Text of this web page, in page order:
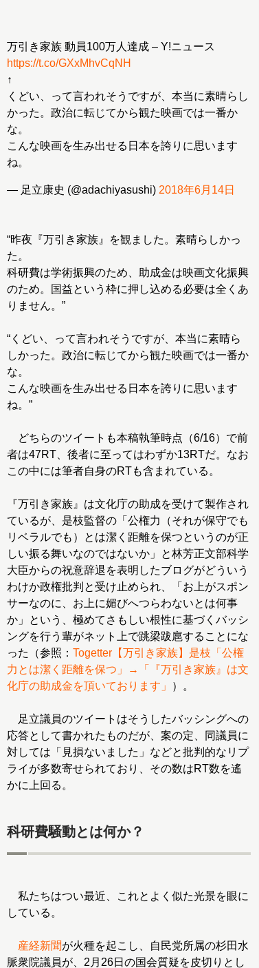
万引き家族 動員100万人達成 – Y!ニュース
https://t.co/GXxMhvCqNH
↑
くどい、って言われそうですが、本当に素晴らし
かった。政治に転じてから観た映画では一番か
な。
こんな映画を生み出せる日本を誇りに思います
ね。
— 足立康史 (@adachiyasushi) 2018年6月14日
“昨夜『万引き家族』を観ました。素晴らしかっ
た。
科研費は学術振興のため、助成金は映画文化振興
のため。国益という枠に押し込める必要は全くあ
りません。”
“くどい、って言われそうですが、本当に素晴ら
しかった。政治に転じてから観た映画では一番か
な。
こんな映画を生み出せる日本を誇りに思います
ね。”
どちらのツイートも本稿執筆時点（6/16）で前
者は47RT、後者に至ってはわずか13RTだ。なお
この中には筆者自身のRTも含まれている。
『万引き家族』は文化庁の助成を受けて製作され
ているが、是枝監督の「公権力（それが保守でも
リベラルでも）とは潔く距離を保つというのが正
しい振る舞いなのではないか」と林芳正文部科学
大臣からの祝意辞退を表明したブログがどういう
わけか政権批判と受け止められ、「お上がスポン
サーなのに、お上に媚びへつらわないとは何事
か」という、極めてさもしい根性に基づくバッシ
ングを行う輩がネット上で跳梁跋扈することにな
った（参照： Togetter【万引き家族】是枝「公権
力とは潔く距離を保つ」→「『万引き家族』は文
化庁の助成金を頂いております」
）。
足立議員のツイートはそうしたバッシングへの
応答として書かれたものだが、案の定、同議員に
対しては「見損ないました」などと批判的なリプ
ライが多数寄せられており、その数はRT数を遙
かに上回る。
科研費騒動とは何か？
私たちはつい最近、これとよく似た光景を眼に
している。
産経新聞が火種を起こし、自民党所属の杉田水
脈衆院議員が、2月26日の国会質疑を皮切りとし